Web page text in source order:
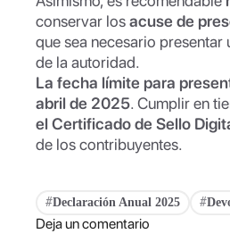
conservar losacuse de
que sea necesario
de la autoridad.
La fecha límite para
abril de 2025. Cumplir en
el Certificado de Sello
de los contribuyentes.
#Declaración Anual 2025 #
Deja un comentario